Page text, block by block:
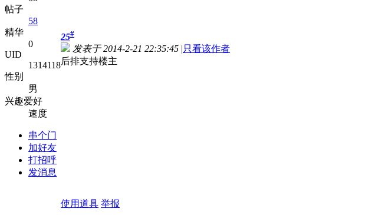
帖子
58
精华
0
UID
1314118
性别
男
兴趣爱好
速度
串个门
加好友
打招呼
发消息
25#
发表于 2014-2-21 22:35:45 |只看该作者
后排支持楼主
使用道具 举报